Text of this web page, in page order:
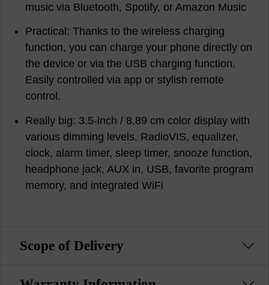
music via Bluetooth, Spotify, or Amazon Music
Practical: Thanks to the wireless charging
function, you can charge your phone directly on
the device or via the USB charging function.
Easily controlled via app or stylish remote
control.
Really big: 3.5-inch / 8.89 cm color display with
various dimming levels, RadioVIS, equalizer,
clock, alarm timer, sleep timer, snooze function,
headphone jack, AUX in, USB, favorite program
memory, and integrated WiFi
Scope of Delivery